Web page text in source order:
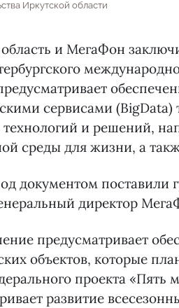
Иркутской области
область и МегаФон
сервисами (BigData)
технологий и решений,
среды для жизни, а
документом поставили
директор
предусматривает
объектов, которые
проекта «Пять
развитие